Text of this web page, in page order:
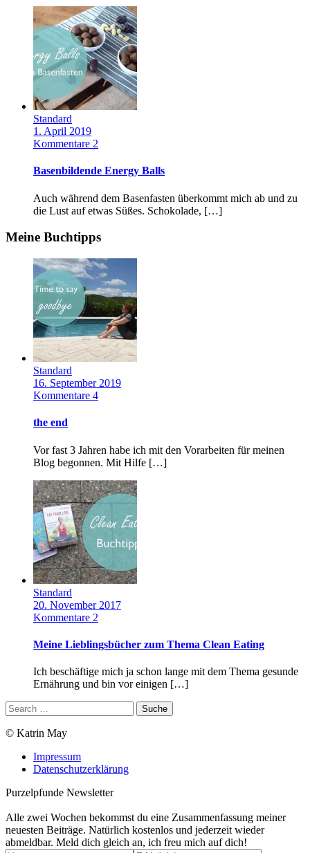
Standard
1. April 2019
Kommentare 2
Basenbildende Energy Balls
Auch während dem Basenfasten überkommt mich ab und zu
die Lust auf etwas Süßes. Schokolade, […]
Meine Buchtipps
Standard
16. September 2019
Kommentare 4
the end
Vor fast 3 Jahren habe ich mit den Vorarbeiten für meinen
Blog begonnen. Mit Hilfe […]
Standard
20. November 2017
Kommentare 2
Meine Lieblingsbücher zum Thema Clean Eating
Ich beschäftige mich ja schon lange mit dem Thema gesunde
Ernährung und bin vor einigen […]
© Katrin May
Impressum
Datenschutzerklärung
Purzelpfunde Newsletter
Alle zwei Wochen bekommst du eine Zusammenfassung meiner
neuesten Beiträge. Natürlich kostenlos und jederzeit wieder
abmeldbar. Meld dich gleich an, ich freu mich auf dich!